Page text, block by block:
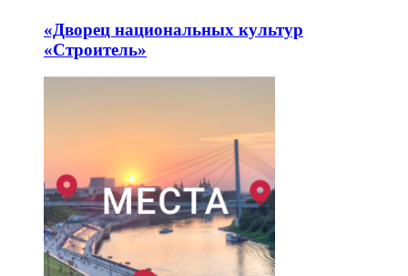
«Дворец национальных культур
«Строитель»